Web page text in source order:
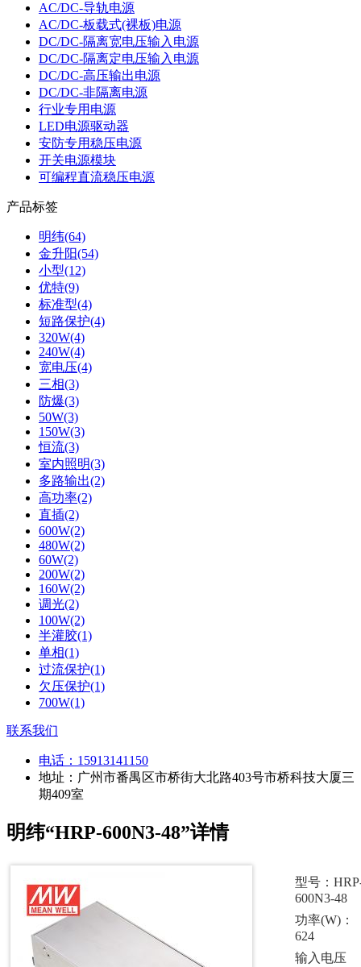
AC/DC-导轨电源
AC/DC-板载式(裸板)电源
DC/DC-隔离宽电压输入电源
DC/DC-隔离定电压输入电源
DC/DC-高压输出电源
DC/DC-非隔离电源
行业专用电源
LED电源驱动器
安防专用稳压电源
开关电源模块
可编程直流稳压电源
产品标签
明纬(64)
金升阳(54)
小型(12)
优特(9)
标准型(4)
短路保护(4)
320W(4)
240W(4)
宽电压(4)
三相(3)
防爆(3)
50W(3)
150W(3)
恒流(3)
室内照明(3)
多路输出(2)
高功率(2)
直插(2)
600W(2)
480W(2)
60W(2)
200W(2)
160W(2)
调光(2)
100W(2)
半灌胶(1)
单相(1)
过流保护(1)
欠压保护(1)
700W(1)
联系我们
电话： 15913141150
地址：广州市番禺区市桥街大北路403号市桥科技大厦三
期409室
明纬“HRP-600N3-48”详情
型号：
600N3-48
功率(W)：
624
输入电压